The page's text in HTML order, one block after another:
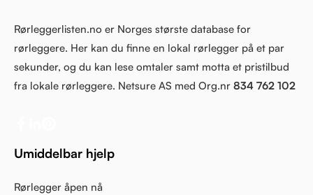
Rørleggerlisten.no er Norges største database for
rørleggere. Her kan du finne en lokal rørlegger på et par
sekunder, og du kan lese omtaler samt motta et pristilbud
fra lokale rørleggere. Netsure AS med Org.nr 834 762 102
Umiddelbar hjelp
Rørlegger åpen nå